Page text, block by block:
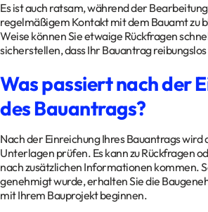
Es ist auch ratsam, während der
regelmäßigem Kontakt mit dem Bauamt zu
Weise können Sie etwaige Rückfragen
sicherstellen, dass Ihr Bauantrag
Was passiert nach der
des Bauantrags?
Nach der Einreichung Ihres Bauantrags wird
Unterlagen prüfen. Es kann zu Rückfragen
nach zusätzlichen Informationen kommen.
genehmigt wurde, erhalten Sie die
mit Ihrem Bauprojekt beginnen.